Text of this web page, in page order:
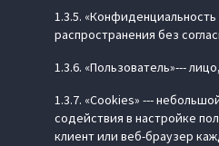
1.3.5.
распространения без
1.3.6. «Пользователь»---
1.3.7. «Cookies» ---
содействия в настройке
клиент или веб-браузер